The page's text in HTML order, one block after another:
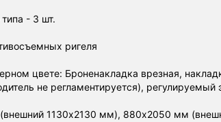
- 3 шт.
ригеля
цвете: Броненакладка врезная,
не регламентируется), регулируемый
1130х2130 мм), 880х2050 мм